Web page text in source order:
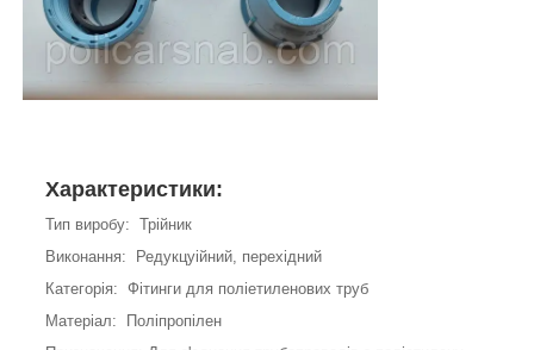
Характеристики:
Тип виробу: Трійник
Виконання: Редукцуійний, перехідний
Категорія: Фітинги для поліетиленових труб
Матеріал: Поліпропілен